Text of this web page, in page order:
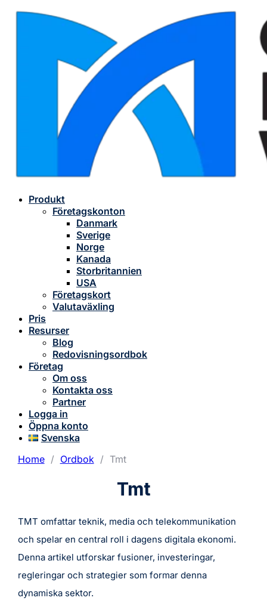
Produkt
Företagskonton
Danmark
Sverige
Norge
Kanada
Storbritannien
USA
Företagskort
Valutaväxling
Pris
Resurser
Blog
Redovisningsordbok
Företag
Om oss
Kontakta oss
Partner
Logga in
Öppna konto
Svenska
Home/ Ordbok/ Tmt
Tmt
TMT omfattar teknik, media och telekommunikation
och spelar en central roll i dagens digitala ekonomi.
Denna artikel utforskar fusioner, investeringar,
regleringar och strategier som formar denna
dynamiska sektor.